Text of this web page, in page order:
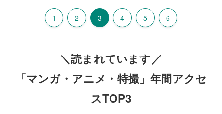
1 2 3 4 5 6
＼読まれています／
「マンガ・アニメ・特撮」年間アクセ
スTOP3